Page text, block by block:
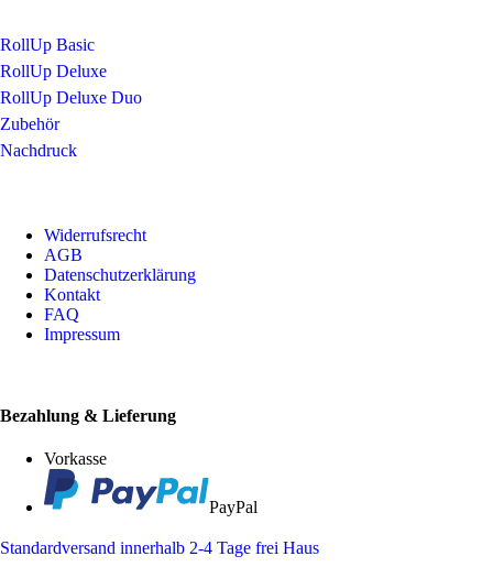
RollUp Basic
RollUp Deluxe
RollUp Deluxe Duo
Zubehör
Nachdruck
Widerrufsrecht
AGB
Datenschutzerklärung
Kontakt
FAQ
Impressum
Bezahlung & Lieferung
Vorkasse
PayPal
Standardversand innerhalb 2-4 Tage frei Haus